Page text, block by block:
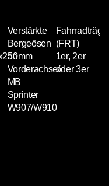
Verstärkte
Bergeösen
an
Vorderachse/
MB
Sprinter
W907/W910
(FRT)
1er, 2er
oder 3er